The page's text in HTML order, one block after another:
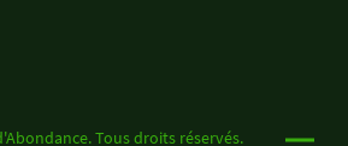
Tous droits réservés.